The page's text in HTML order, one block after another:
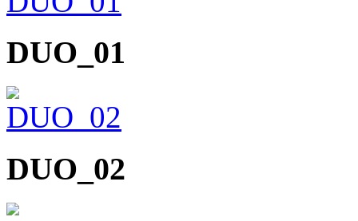
DUO_01
DUO_02